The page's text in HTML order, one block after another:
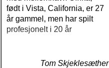
født i Vista, California, er 27
år gammel, men har spilt
profesjonelt i 20 år
Tom Skjeklesæther